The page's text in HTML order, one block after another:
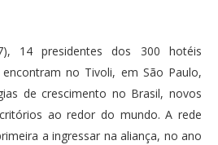
14 presidentes dos 300 hotéis
no Tivoli, em São Paulo,
de crescimento no Brasil, novos
ao redor do mundo. A rede
a ingressar na aliança, no ano